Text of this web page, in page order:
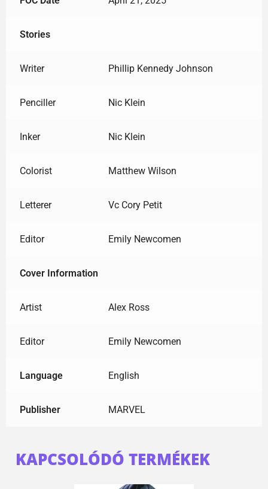
Stories
Writer Phillip Kennedy Johnson
Penciller Nic Klein
Inker Nic Klein
Colorist Matthew Wilson
Letterer Vc Cory Petit
Editor Emily Newcomen
Cover Information
Artist Alex Ross
Editor Emily Newcomen
Language English
Publisher MARVEL
KAPCSOLÓDÓ TERMÉKEK